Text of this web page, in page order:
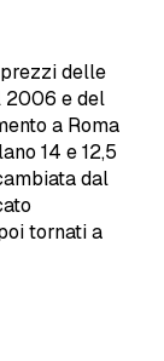
delle
2006 e del
a Roma
14 e 12,5
dal
tornati a